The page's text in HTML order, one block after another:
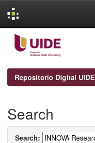
navigation
Repositorio Digital UIDE
Search
Search: